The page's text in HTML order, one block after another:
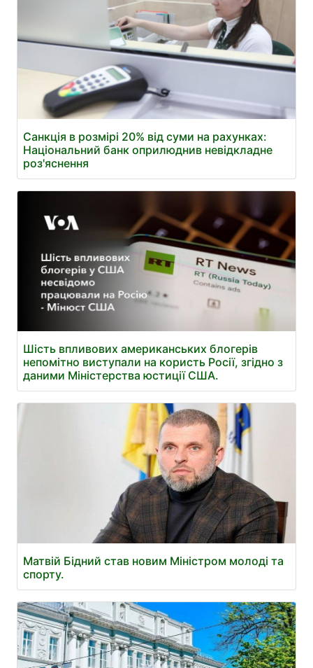
Санкція в розмірі 20% від суми на рахунках:
Національний банк оприлюднив невідкладне
роз'яснення
Шість впливових американських блогерів
непомітно виступали на користь Росії, згідно з
даними Міністерства юстиції США.
Матвій Бідний став новим Міністром молоді та
спорту.